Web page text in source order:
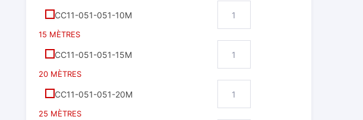
CC11-051-051-10M
15 MÈTRES
CC11-051-051-15M
20 MÈTRES
CC11-051-051-20M
25 MÈTRES